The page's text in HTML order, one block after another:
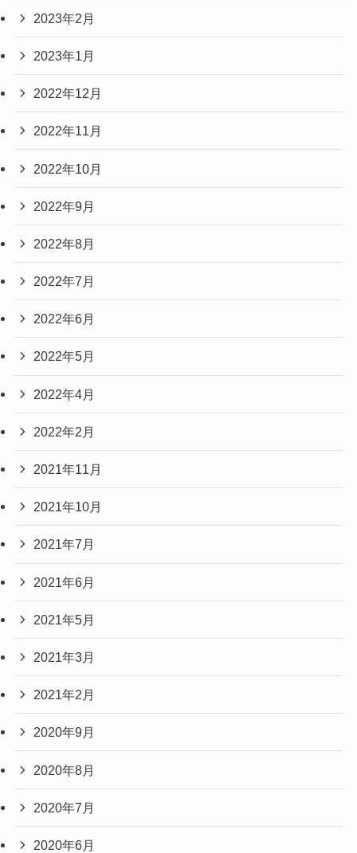
2023年2月
2023年1月
2022年12月
2022年11月
2022年10月
2022年9月
2022年8月
2022年7月
2022年6月
2022年5月
2022年4月
2022年2月
2021年11月
2021年10月
2021年7月
2021年6月
2021年5月
2021年3月
2021年2月
2020年9月
2020年8月
2020年7月
2020年6月